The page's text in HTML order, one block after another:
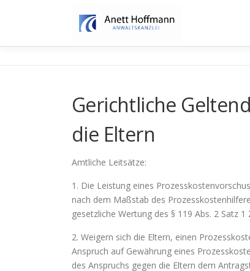
Gerichtliche
die Eltern
Amtliche Leitsätze:
1. Die Leistung eines
nach dem Maßstab des
gesetzliche Wertung des § 119 Abs. 2 Satz
2. Weigern sich die Eltern, einen
Anspruch auf Gewährung eines
des Anspruchs gegen die Eltern dem